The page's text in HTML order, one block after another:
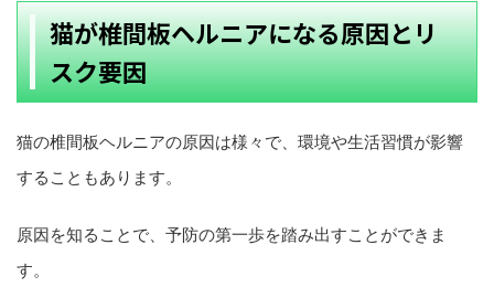
猫が椎間板ヘルニアになる原因とリ
スク要因
猫の椎間板ヘルニアの原因は様々で、環境や生活習慣が影響
することもあります。
原因を知ることで、予防の第一歩を踏み出すことができま
す。